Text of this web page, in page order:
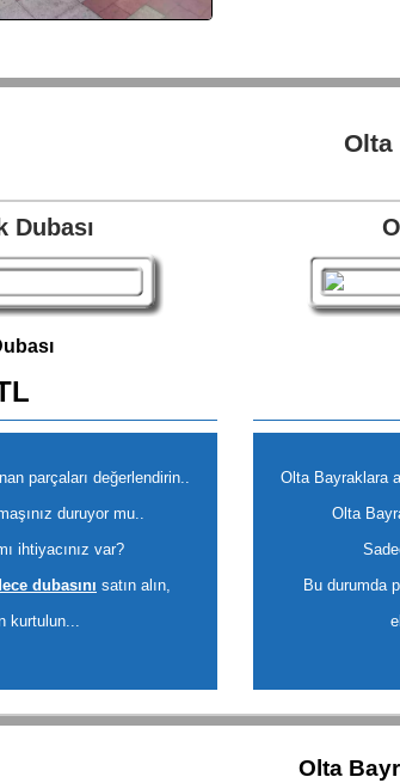
Olta
Dubası
parçaları değerlendirin..
duruyor mu..
ihtiyacınız var?
dubasını satın alın,
kurtulun...
Olta Bayraklara
Olta
Bu durumda
Olta